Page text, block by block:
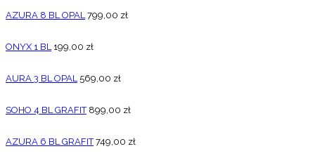
AZURA 8 BL OPAL 799,00 zł
ONYX 1 BL 199,00 zł
AURA 3 BL OPAL 569,00 zł
SOHO 4 BL GRAFIT 899,00 zł
AZURA 6 BL GRAFIT 749,00 zł